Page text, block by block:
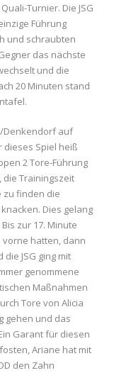
Turnier. Die JSG
Führung
und schraubten
das nächste
und die
20 Minuten stand
Denkendorf auf
dieses Spiel heiß
2 Tore-Führung
die Trainingszeit
zu finden die
Dies gelang
zur 17. Minute
vorne hatten, dann
JSG ging mit
genommene
Maßnahmen
Tore von Alicia
gehen und das
Garant für diesen
Ariane hat mit
den Zahn